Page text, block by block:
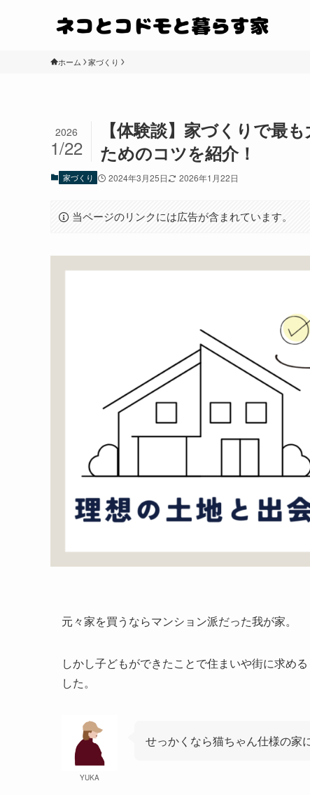
ホーム 家づくり
【体験談】家づくりで最
ためのコツを紹介！
2026
1/22
家づくり 2024年3月25日 2026年1月22日
当ページのリンクには広告が含まれています。
元々家を買うならマンション派だった我が家。
しかし子どもができたことで住まいや街に求め
した。
YUKA
せっかくなら猫ちゃん仕様の家